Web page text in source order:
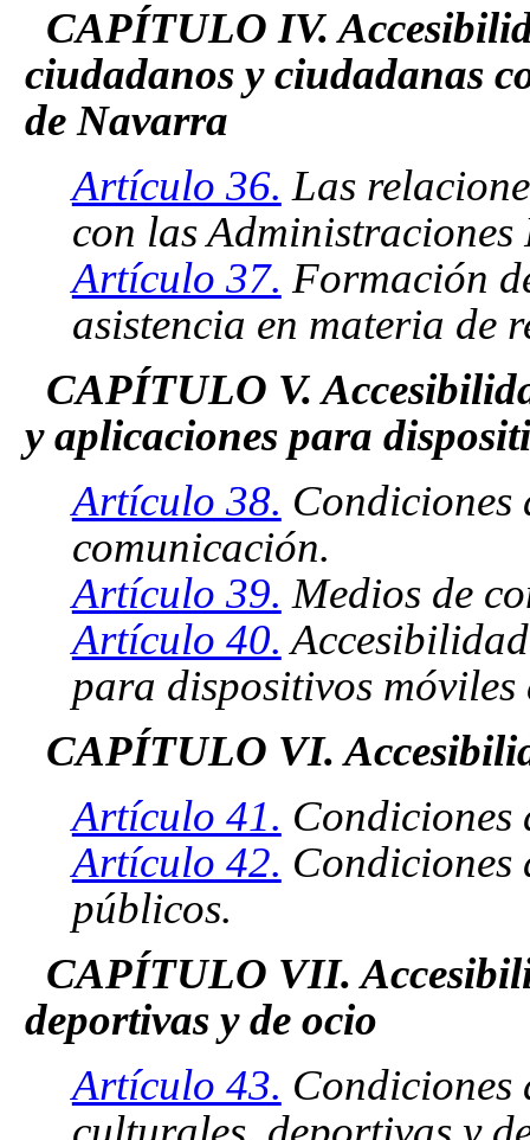
CAPÍTULO IV.
ciudadanos y ciudadanas
de Navarra
Artículo 36. Las
con las
Artículo 37. Formación
asistencia en materia de
CAPÍTULO V.
y aplicaciones para
Artículo 38. Condiciones
comunicación.
Artículo 39. Medios de
Artículo 40.
para dispositivos
CAPÍTULO VI.
Artículo 41. Condiciones
Artículo 42. Condiciones
públicos.
CAPÍTULO VII.
deportivas y de ocio
Artículo 43. Condiciones